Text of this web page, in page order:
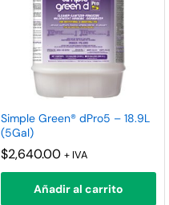
Simple Green® dPro5 – 18.9L
(5Gal)
$2,640.00 + IVA
Añadir al carrito